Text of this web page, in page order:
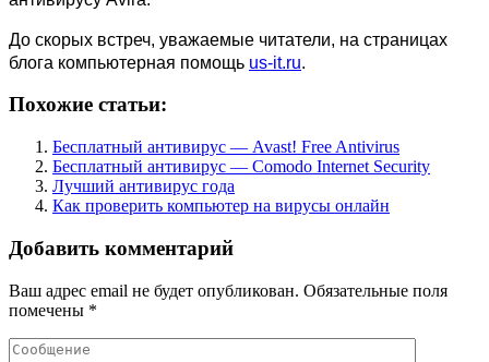
До скорых встреч, уважаемые читатели, на страницах
блога компьютерная помощь us-it.ru.
Похожие статьи:
Бесплатный антивирус — Avast! Free Antivirus
Бесплатный антивирус — Comodo Internet Security
Лучший антивирус года
Как проверить компьютер на вирусы онлайн
Добавить комментарий
Ваш адрес email не будет опубликован. Обязательные поля
помечены *